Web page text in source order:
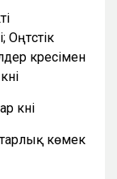
күресімен
күні
көмек